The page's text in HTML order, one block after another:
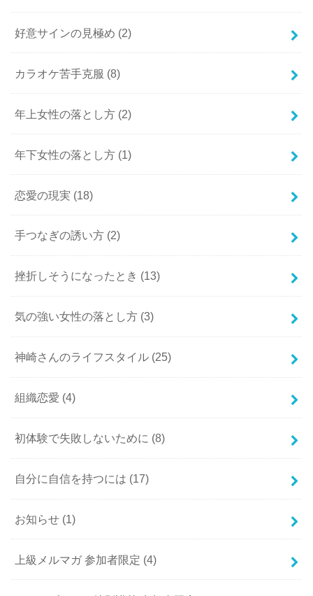
好意サインの見極め (2)
カラオケ苦手克服 (8)
年上女性の落とし方 (2)
年下女性の落とし方 (1)
恋愛の現実 (18)
手つなぎの誘い方 (2)
挫折しそうになったとき (13)
気の強い女性の落とし方 (3)
神崎さんのライフスタイル (25)
組織恋愛 (4)
初体験で失敗しないために (8)
自分に自信を持つには (17)
お知らせ (1)
上級メルマガ 参加者限定 (4)